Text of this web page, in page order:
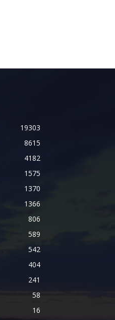
19303
8615
4182
1575
1370
1366
806
589
542
404
241
58
16